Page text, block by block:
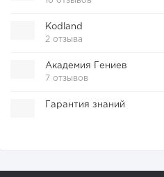
Kodland
2 отзыва
Академия Гениев
7 отзывов
Гарантия знаний